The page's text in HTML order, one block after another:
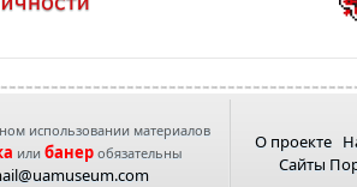
использовании материалов
или банеробязательны
О проекте
Сайты